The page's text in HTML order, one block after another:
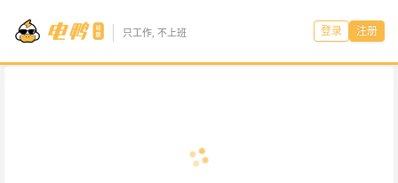
只工作, 不上班 登录 注册